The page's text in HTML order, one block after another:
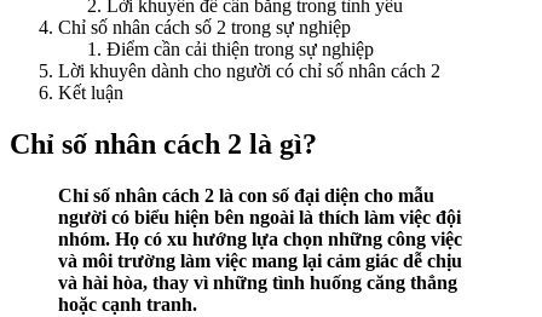
Lời khuyên để cân bằng trong tình yêu
Chỉ số nhân cách số 2 trong sự nghiệp
Điểm cần cải thiện trong sự nghiệp
Lời khuyên dành cho người có chỉ số nhân cách 2
Kết luận
Chỉ số nhân cách 2 là gì?
Chỉ số nhân cách 2 là con số đại diện cho mẫu
người có biểu hiện bên ngoài là thích làm việc đội
nhóm. Họ có xu hướng lựa chọn những công việc
và môi trường làm việc mang lại cảm giác dễ chịu
và hài hòa, thay vì những tình huống căng thẳng
hoặc cạnh tranh.